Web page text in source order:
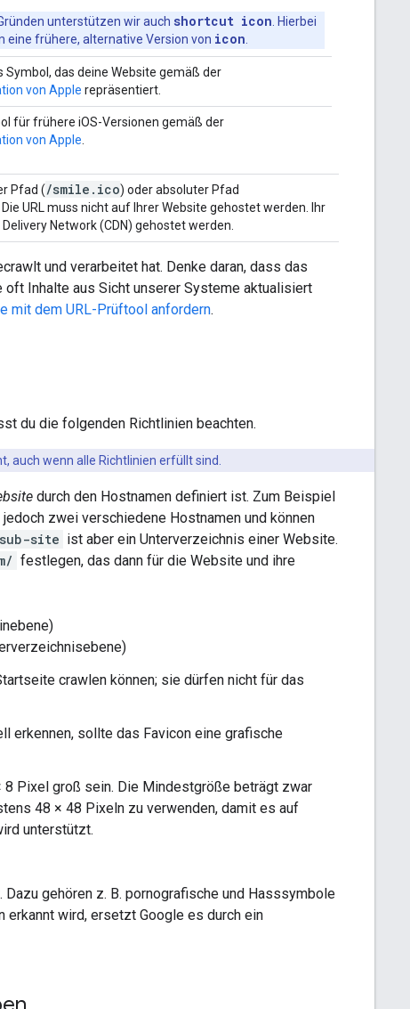
unterstützen wir auch shortcut icon . Hierbei
eine frühere, alternative Version von icon
Symbol, das deine Website gemäß der
von Apple repräsentiert.
für frühere iOS-Versionen gemäß der
von Apple
Pfad (/smile.ico) oder absoluter Pfad
Die URL muss nicht auf Ihrer Website gehostet werden. Ihr
Network (CDN) gehostet werden.
und verarbeitet hat. Denke daran, dass das
oft Inhalte aus Sicht unserer Systeme aktualisiert
mit dem URL-Prüftool anfordern.
du die folgenden Richtlinien beachten.
auch wenn alle Richtlinien erfüllt sind.
durch den Hostnamen definiert ist. Zum Beispiel
jedoch zwei verschiedene Hostnamen und können
site ist aber ein Unterverzeichnis einer Website.
festlegen, das dann für die Website und ihre
crawlen können; sie dürfen nicht für das
erkennen, sollte das Favicon eine grafische
8 Pixel groß sein. Die Mindestgröße beträgt zwar
48 × 48 Pixeln zu verwenden, damit es auf
unterstützt.
gehören z. B. pornografische und Hasssymbole
erkannt wird, ersetzt Google es durch ein